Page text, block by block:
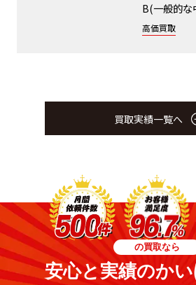
B(一般的な
高価買取
買取実績一覧へ
の買取なら
安心と実績のか